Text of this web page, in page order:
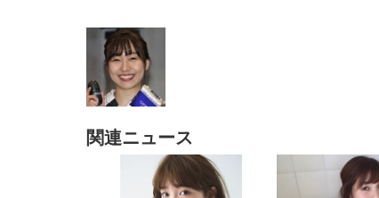
[EdoErgo] オフィスチェア 椅
子 テレワーク 疲れない 跳ね
上げ式アームレスト コンパク
SIHOO B100 オフィスチェア
／デスクチェア メッシュチェ
ア 人間工学 疲れない ブラッ
EIZO ビジネス向けプレミア
ムモニター | FlexScan
EV3240X-WT | 31.5型4K
EIZO ビジネス向けプレミア
EV2740X-WT | 27.0型4K
Amazonベーシック ペットシ
ーツ 薄型 レギュラー 1回使い
捨て 無香料 ホワイト 300枚
Amazonベーシック ペットシ
ーツ 厚型 ワイド 42枚x2袋(84
枚) ホワイト(吸収面:ライトブ
関連ニュース